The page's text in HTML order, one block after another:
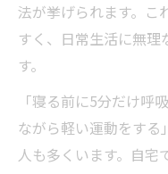
法が挙げられます。こ
すく、日常生活に無
す。
「寝る前に5分だけ呼
ながら軽い運動をする
人も多くいます。自宅